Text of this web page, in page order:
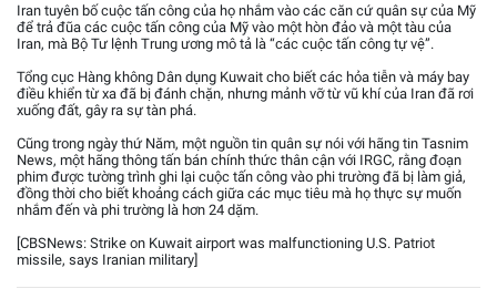
Iran tuyên bố cuộc tấn công của họ nhắm vào các căn cứ quân sự của Mỹ
để trả đũa các cuộc tấn công của Mỹ vào một hòn đảo và một tàu của
Iran, mà Bộ Tư lệnh Trung ương mô tả là “các cuộc tấn công tự vệ”.
Tổng cục Hàng không Dân dụng Kuwait cho biết các hỏa tiễn và máy bay
điều khiển từ xa đã bị đánh chặn, nhưng mảnh vỡ từ vũ khí của Iran đã rơi
xuống đất, gây ra sự tàn phá.
Cũng trong ngày thứ Năm, một nguồn tin quân sự nói với hãng tin Tasnim
News, một hãng thông tấn bán chính thức thân cận với IRGC, rằng đoạn
phim được tường trình ghi lại cuộc tấn công vào phi trường đã bị làm giả,
đồng thời cho biết khoảng cách giữa các mục tiêu mà họ thực sự muốn
nhắm đến và phi trường là hơn 24 dặm.
[CBSNews: Strike on Kuwait airport was malfunctioning U.S. Patriot
missile, says Iranian military]